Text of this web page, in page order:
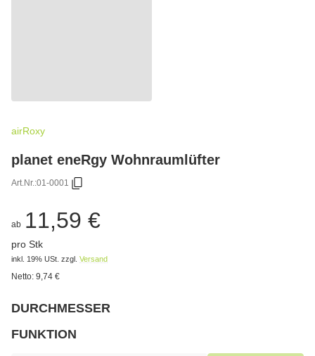
airRoxy
planet eneRgy Wohnraumlüfter
Art.Nr.:01-0001
ab 11,59 €
pro Stk
inkl. 19% USt. zzgl. Versand
Netto: 9,74 €
DURCHMESSER
FUNKTION